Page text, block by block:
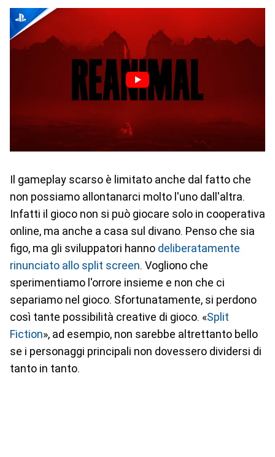
Il gameplay scarso è limitato anche dal fatto che
non possiamo allontanarci molto l'uno dall'altra.
Infatti il gioco non si può giocare solo in cooperativa
online, ma anche a casa sul divano. Penso che sia
figo, ma gli sviluppatori hanno deliberatamente
rinunciato allo split screen. Vogliono che
sperimentiamo l'orrore insieme e non che ci
separiamo nel gioco. Sfortunatamente, si perdono
così tante possibilità creative di gioco. «Split
Fiction», ad esempio, non sarebbe altrettanto bello
se i personaggi principali non dovessero dividersi di
tanto in tanto.